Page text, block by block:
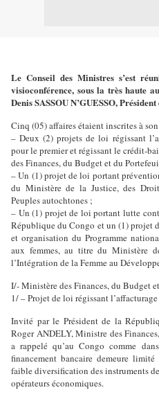
Le Conseil des Ministres s’est
visioconférence, sous la très haute
Denis SASSOU N’GUESSO,
Cinq (05) affaires étaient inscrites à
– Deux (2) projets de loi régissant
pour le premier et régissant le crédit-
des Finances, du Budget et du
– Un (1) projet de loi portant
du Ministère de la Justice, des
Peuples autochtones ;
– Un (1) projet de loi portant lutte
République du Congo et un (1) projet
et organisation du Programme
aux femmes, au titre du Ministère
l’Intégration de la Femme au
I/- Ministère des Finances, du Budget
1/ – Projet de loi régissant
Invité par le Président de la
Roger ANDELY, Ministre des
a rappelé qu’au Congo comme
financement bancaire demeure
faible diversification des instruments
opérateurs économiques.